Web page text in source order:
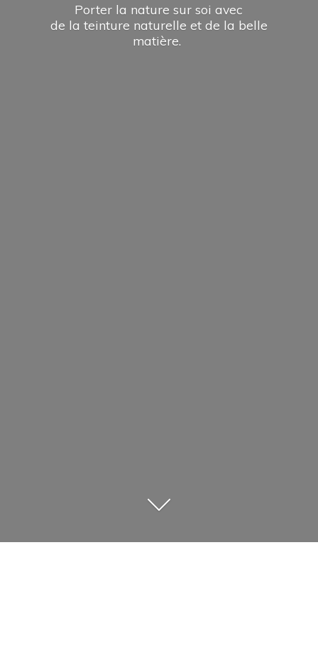
Porter la nature sur soi avec
de la teinture naturelle et de la belle
matière.